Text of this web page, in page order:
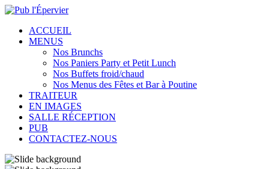
ACCUEIL
MENUS
Nos Brunchs
Nos Paniers Party et Petit Lunch
Nos Buffets froid/chaud
Nos Menus des Fêtes et Bar à Poutine
TRAITEUR
EN IMAGES
SALLE RÉCEPTION
PUB
CONTACTEZ-NOUS